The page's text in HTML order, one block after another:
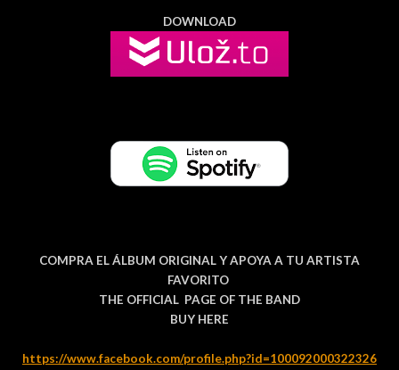
DOWNLOAD
COMPRA EL ÁLBUM ORIGINAL Y APOYA A TU ARTISTA
FAVORITO
THE OFFICIAL PAGE OF THE BAND
BUY HERE
https://www.facebook.com/profile.php?id=100092000322326